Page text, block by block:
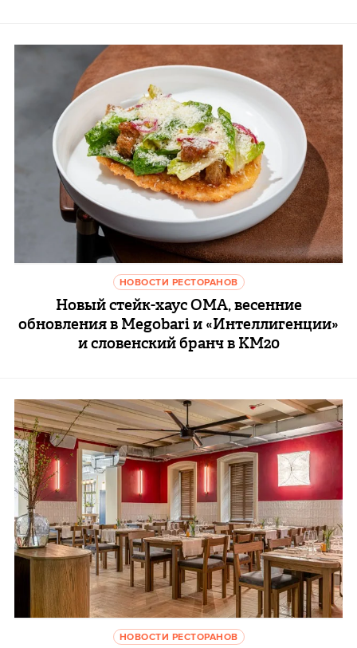
НОВОСТИ РЕСТОРАНОВ
Новый стейк-хаус ОМА, весенние
обновления в Megobari и «Интеллигенции»
и словенский бранч в KM20
НОВОСТИ РЕСТОРАНОВ